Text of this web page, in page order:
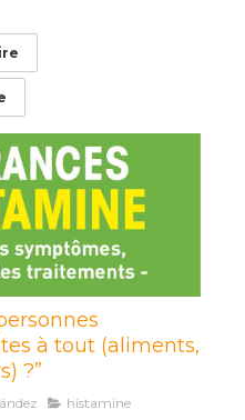
à tout (aliments,
?”
histamine